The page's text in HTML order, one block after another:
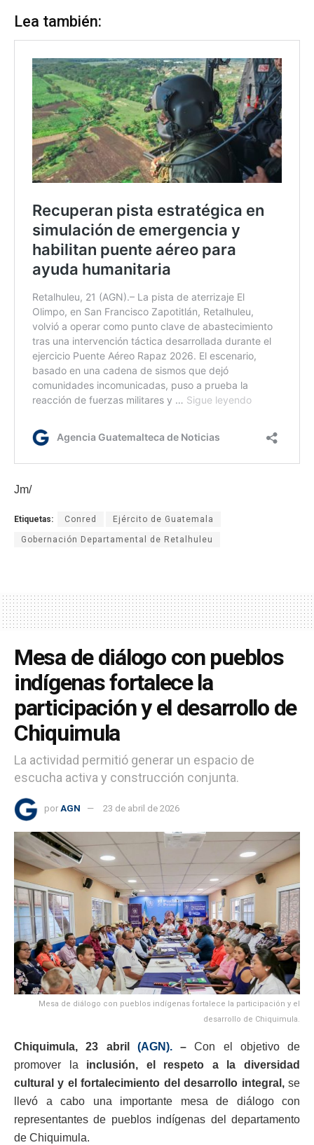
Lea también:
Jm/
Etiquetas: Conred Ejército de Guatemala
Gobernación Departamental de Retalhuleu
Mesa de diálogo con pueblos
indígenas fortalece la
participación y el desarrollo de
Chiquimula
La actividad permitió generar un espacio de
escucha activa y construcción conjunta.
por AGN 23 de abril de 2026
Mesa de diálogo con pueblos indígenas fortalece la participación y el
desarrollo de Chiquimula.
Chiquimula, 23 abril (AGN).– Con el objetivo de
promover la inclusión, el respeto a la diversidad
cultural y el fortalecimiento del desarrollo integral,se
llevó a cabo una importante mesa de diálogo con
representantes de pueblos indígenas del departamento
de Chiquimula.